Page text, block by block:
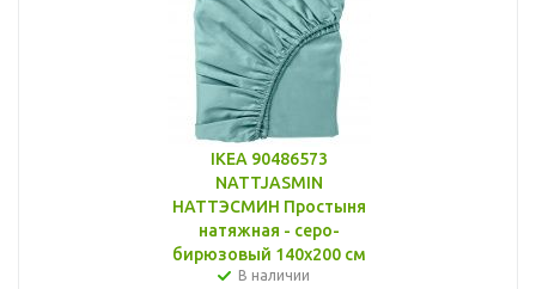
IKEA 90486573
NATTJASMIN
НАТТЭСМИН Простыня
натяжная - серо-
бирюзовый 140x200 см
В наличии